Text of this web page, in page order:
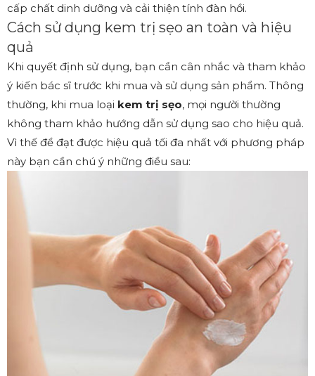
cấp chất dinh dưỡng và cải thiện tính đàn hồi.
Cách sử dụng kem trị sẹo an toàn và hiệu
quả
Khi quyết định sử dụng, bạn cần cân nhắc và tham khảo
ý kiến bác sĩ trước khi mua và sử dụng sản phẩm. Thông
thường, khi mua loại kem trị sẹo, mọi người thường
không tham khảo hướng dẫn sử dụng sao cho hiệu quả.
Vì thế để đạt được hiệu quả tối đa nhất với phương pháp
này bạn cần chú ý những điều sau: